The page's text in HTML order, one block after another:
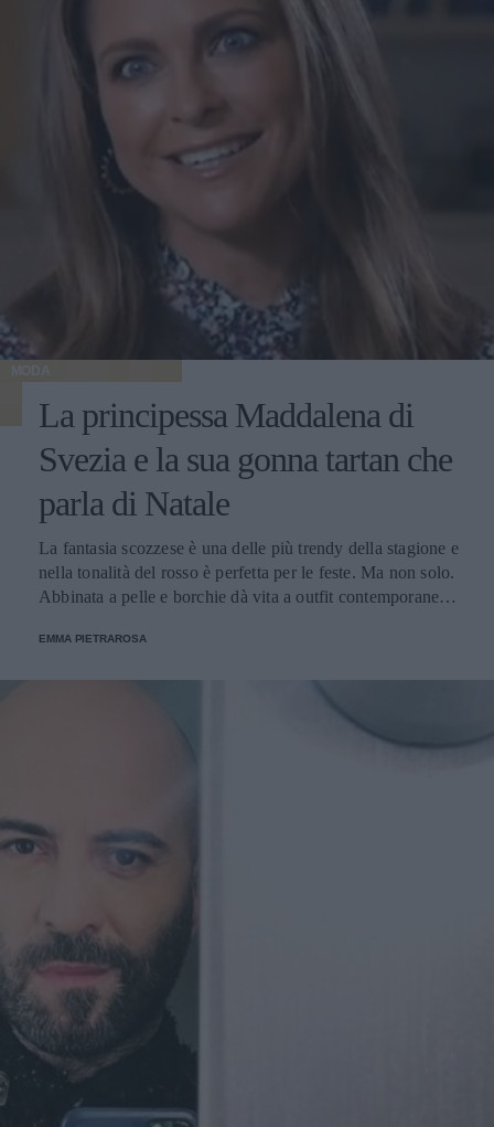
MODA
La principessa Maddalena di
Svezia e la sua gonna tartan che
parla di Natale
La fantasia scozzese è una delle più trendy della stagione e
nella tonalità del rosso è perfetta per le feste. Ma non solo.
Abbinata a pelle e borchie dà vita a outfit contemporanei
EMMA PIETRAROSA